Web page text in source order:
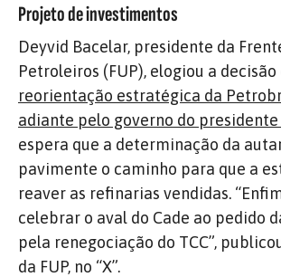
Projeto de investimentos
Deyvid Bacelar, presidente da
Petroleiros (FUP), elogiou a decisão
reorientação estratégica da
adiante pelo governo do presidente
espera que a determinação da
pavimente o caminho para que a
reaver as refinarias vendidas.
celebrar o aval do Cade ao pedido
pela renegociação do TCC”,
da FUP, no “X”.